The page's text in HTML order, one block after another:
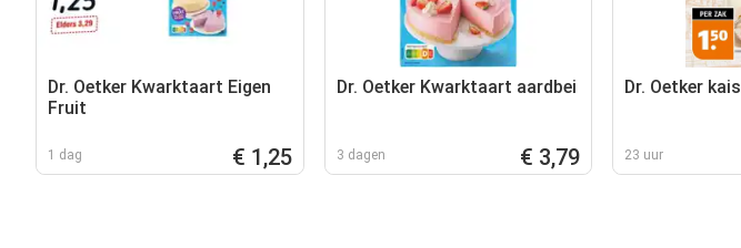
Dr. Oetker Kwarktaart Eigen
Fruit
1 dag € 1,25
Dr. Oetker Kwarktaart aardbei
3 dagen € 3,79
Dr. Oetker
23 uur